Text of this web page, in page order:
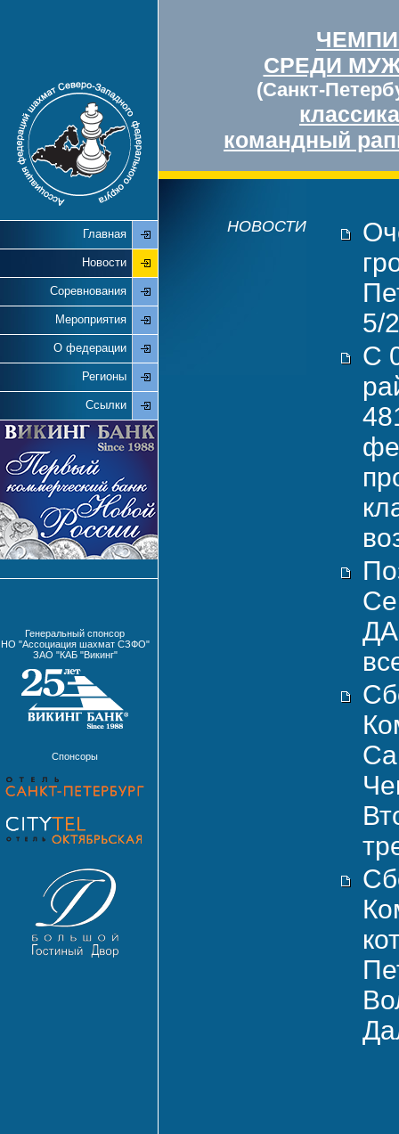
СРЕДИ
(Санкт-
классика
командный
Главная
Новости
Соревнования
Мероприятия
О федерации
Регионы
Ссылки
Генеральный спонсор
НО "Ассоциация шахмат СЗФО"
ЗАО "КАБ "Викинг"
Спонсоры
НОВОСТИ
5/
С